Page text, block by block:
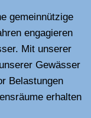
gemeinnützige
engagieren
Mit unserer
Gewässer
Belastungen
erhalten